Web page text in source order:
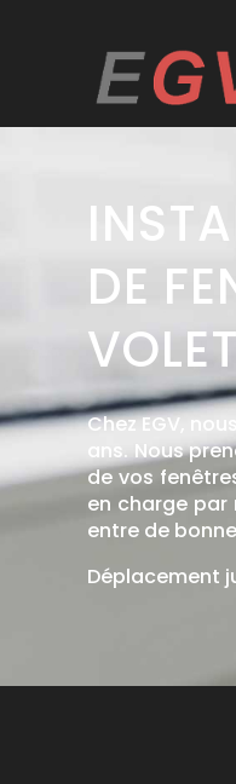
DE
Chez EGV,
ans. Nous
de vos
en charge par
entre de
Déplacement